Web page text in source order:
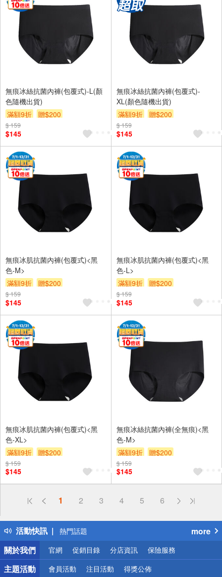
無痕冰絲抗菌內褲(包覆式)-L(顏
色隨機出貨)
滿額9折
贈$200
$ 159
$145
無痕冰絲抗菌內褲(包覆式)-
XL(顏色隨機出貨)
滿額9折
贈$200
$ 159
$145
無痕冰肌抗菌內褲(包覆式)<黑
色-M>
滿額9折
贈$200
$ 159
$145
無痕冰肌抗菌內褲(包覆式)<黑
色-L>
滿額9折
贈$200
$ 159
$145
無痕冰肌抗菌內褲(包覆式)<黑
色-XL>
滿額9折
贈$200
$ 159
$145
無痕冰絲抗菌內褲(全無痕)<黑
色-M>
滿額9折
贈$200
$ 159
$145
1 2 3 4 5 6
活動快訊
偏遠地區配送
得獎公告
熱門話題
銀行優惠
偏遠地區配送
詐騙網頁！請小心！
more
關於我們
官網 促銷目錄 分店資訊 保險服務
主題活動 會員活動 注目活動 得獎公佈